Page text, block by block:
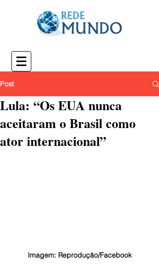
Post
Lula: “Os EUA nunca
aceitaram o Brasil como
ator internacional”
Imagem: Reprodução/Facebook